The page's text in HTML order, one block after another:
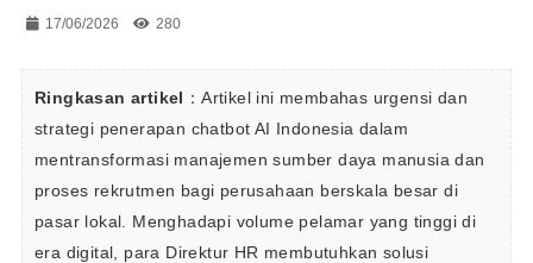
17/06/2026 280
Ringkasan artikel ：Artikel ini membahas urgensi dan
strategi penerapan chatbot AI Indonesia dalam
mentransformasi manajemen sumber daya manusia dan
proses rekrutmen bagi perusahaan berskala besar di
pasar lokal. Menghadapi volume pelamar yang tinggi di
era digital, para Direktur HR membutuhkan solusi